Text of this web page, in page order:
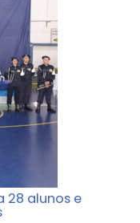
28 alunos e